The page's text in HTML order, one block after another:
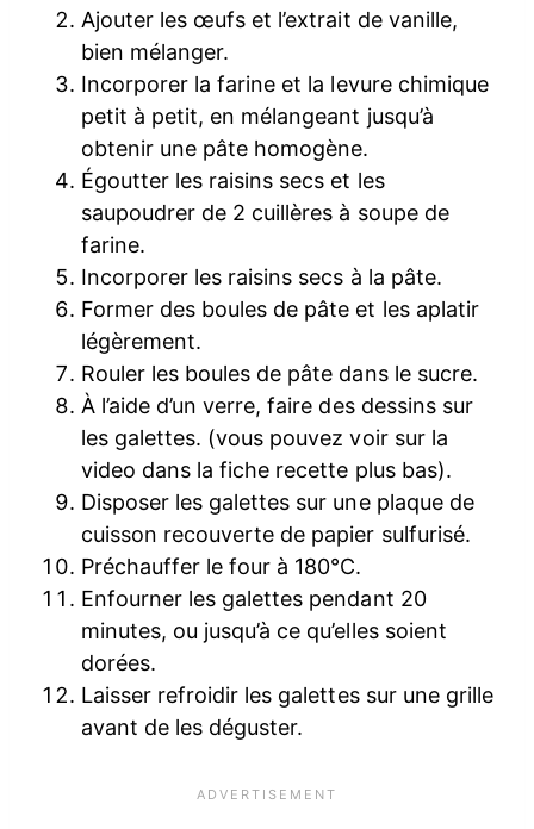
Ajouter les œufs et l’extrait de vanille,
bien mélanger.
Incorporer la farine et la levure chimique
petit à petit, en mélangeant jusqu’à
obtenir une pâte homogène.
Égoutter les raisins secs et les
saupoudrer de 2 cuillères à soupe de
farine.
Incorporer les raisins secs à la pâte.
Former des boules de pâte et les aplatir
légèrement.
Rouler les boules de pâte dans le sucre.
À l’aide d’un verre, faire des dessins sur
les galettes. (vous pouvez voir sur la
video dans la fiche recette plus bas).
Disposer les galettes sur une plaque de
cuisson recouverte de papier sulfurisé.
Préchauffer le four à 180°C.
Enfourner les galettes pendant 20
minutes, ou jusqu’à ce qu’elles soient
dorées.
Laisser refroidir les galettes sur une grille
avant de les déguster.